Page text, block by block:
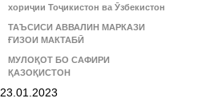
хориҷии Тоҷикистон ва Ӯзбекистон
ТАЪСИСИ АВВАЛИН МАРКАЗИ
ҒИЗОИ МАКТАБӢ
МУЛОҚОТ БО САФИРИ
ҚАЗОҚИСТОН
23.01.2023